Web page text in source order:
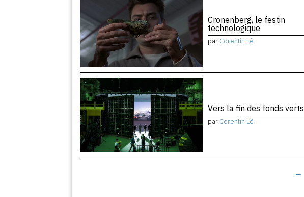
Cronenberg, le festin
technologique
par Corentin Lê
Vers la fin des fonds verts
par Corentin Lê
←